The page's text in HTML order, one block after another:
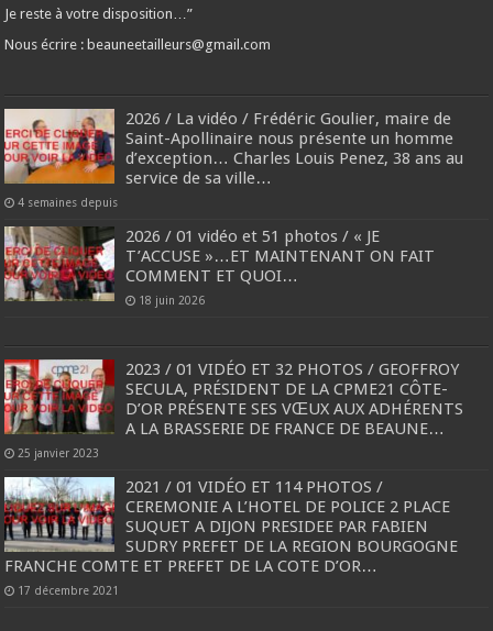
Je reste à votre disposition…”
Nous écrire : beauneetailleurs@gmail.com
2026 / La vidéo / Frédéric Goulier, maire de
Saint-Apollinaire nous présente un homme
d’exception… Charles Louis Penez, 38 ans au
service de sa ville…
4 semaines depuis
2026 / 01 vidéo et 51 photos / « JE
T’ACCUSE »…ET MAINTENANT ON FAIT
COMMENT ET QUOI…
18 juin 2026
2023 / 01 VIDÉO ET 32 PHOTOS / GEOFFROY
SECULA, PRÉSIDENT DE LA CPME21 CÔTE-
D’OR PRÉSENTE SES VŒUX AUX ADHÉRENTS
A LA BRASSERIE DE FRANCE DE BEAUNE…
25 janvier 2023
2021 / 01 VIDÉO ET 114 PHOTOS /
CEREMONIE A L’HOTEL DE POLICE 2 PLACE
SUQUET A DIJON PRESIDEE PAR FABIEN
SUDRY PREFET DE LA REGION BOURGOGNE
FRANCHE COMTE ET PREFET DE LA COTE D’OR…
17 décembre 2021